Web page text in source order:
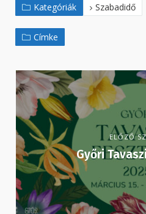
Kategóriák Szabadidő
Címke
ELŐZŐ
Győri